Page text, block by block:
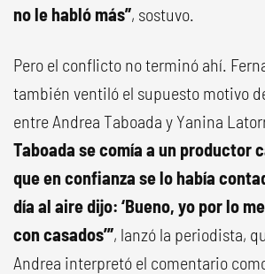
no le habló más”, sostuvo.
Pero el conflicto no terminó ahí.
también ventiló el supuesto motivo
entre Andrea Taboada y Yanina
Taboada se comía a un productor
que en confianza se lo había
día al aire dijo: ‘Bueno, yo por lo
con casados’”, lanzó la periodista,
Andrea interpretó el comentario